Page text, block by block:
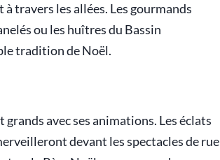
travers les allées. Les gourmands
ou les huîtres du Bassin
tradition de Noël.
avec ses animations. Les éclats
devant les spectacles de rue